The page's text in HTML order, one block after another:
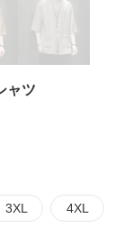
ャツ
3XL 4XL